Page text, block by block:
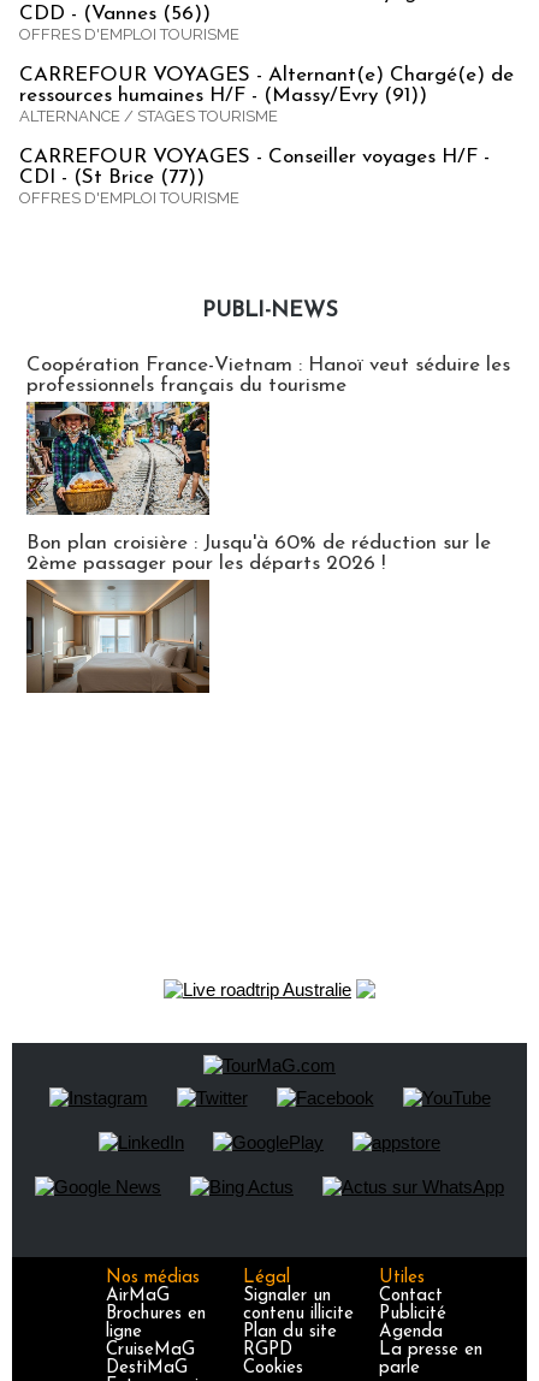
CDD - (Vannes (56))
OFFRES D'EMPLOI TOURISME
CARREFOUR VOYAGES - Alternant(e) Chargé(e) de
ressources humaines H/F - (Massy/Evry (91))
ALTERNANCE / STAGES TOURISME
CARREFOUR VOYAGES - Conseiller voyages H/F -
CDI - (St Brice (77))
OFFRES D'EMPLOI TOURISME
PUBLI-NEWS
Coopération France-Vietnam : Hanoï veut séduire les
professionnels français du tourisme
Bon plan croisière : Jusqu'à 60% de réduction sur le
2ème passager pour les départs 2026 !
Nos médias
AirMaG
Brochures en
ligne
CruiseMaG
DestiMaG
Légal
Signaler un
contenu illicite
Plan du site
RGPD
Cookies
Utiles
Contact
Publicité
Agenda
La presse en
parle